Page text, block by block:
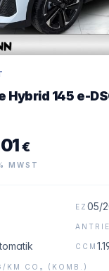
Hybrid 145 e-
€
MWST
EZ 05/
CCM
KM CO₂ (KOMB.)